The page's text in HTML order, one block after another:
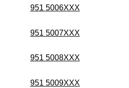
951 5006XXX
951 5007XXX
951 5008XXX
951 5009XXX